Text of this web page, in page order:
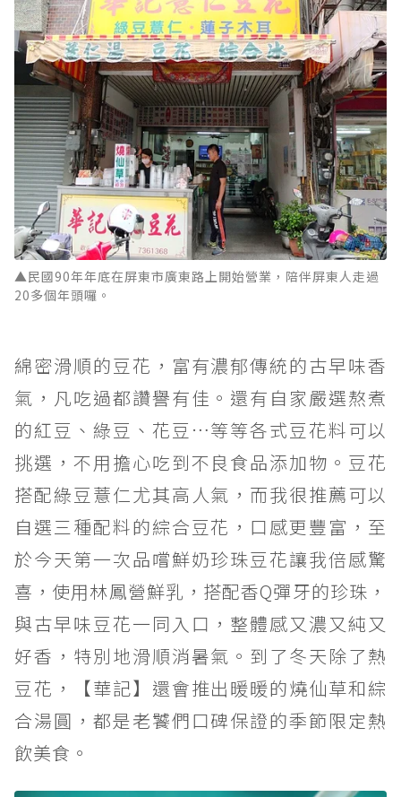
▲民國90年年底在屏東市廣東路上開始營業，陪伴屏東人走過
20多個年頭囉。
綿密滑順的豆花，富有濃郁傳統的古早味香
氣，凡吃過都讚譽有佳。還有自家嚴選熬煮
的紅豆、綠豆、花豆…等等各式豆花料可以
挑選，不用擔心吃到不良食品添加物。豆花
搭配綠豆薏仁尤其高人氣，而我很推薦可以
自選三種配料的綜合豆花，口感更豐富，至
於今天第一次品嚐鮮奶珍珠豆花讓我倍感驚
喜，使用林鳳營鮮乳，搭配香Q彈牙的珍珠，
與古早味豆花一同入口，整體感又濃又純又
好香，特別地滑順消暑氣。到了冬天除了熱
豆花，【華記】還會推出暖暖的燒仙草和綜
合湯圓，都是老饕們口碑保證的季節限定熱
飲美食。